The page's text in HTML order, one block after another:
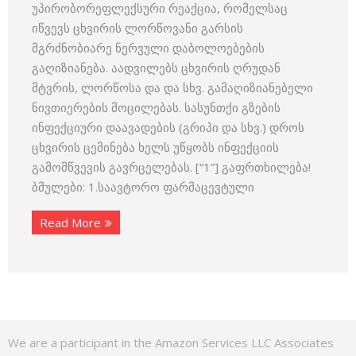
უპირობორეფლექსური რეაქცია, რომელსაც
იწვევს ცხვირის ლორწოვანი გარსის
მგრძნობიარე ნერვული დაბოლოებების
გაღიზიანება. აადვილებს ცხვირის ღრუდან
მტვრის, ლორწოსა და და სხვ. გამაღიზიანებელი
ნივთიერების მოცილებას. სასუნთქი გზების
ინფექციური დაავადების (გრიპი და სხვ.) დროს
ცხვირის ცემინება ხელს უწყობს ინფექციის
გამომწვევის გავრცელებას. [“1”] გაფრთხილება!
ბმულები: 1.საავტორო ფარმაცევტული
Read More
We are a participant in the Amazon Services LLC Associates